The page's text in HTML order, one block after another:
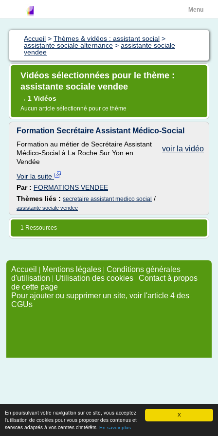
X
En poursuivant votre navigation sur ce site, vous acceptez
l'utilisation de cookies pour vous proposer des contenus et
services adaptés à vos centres d'intérêts. En savoir plus
Menu
Accueil > Thèmes & vidéos : assistant social >
assistante sociale alternance > assistante sociale
vendee
Vidéos sélectionnées pour le thème :
assistante sociale vendee
→ 1 Vidéos
Aucun article sélectionné pour ce thème
Formation Secrétaire Assistant Médico-Social
voir la vidéo
Formation au métier de Secrétaire Assistant
Médico-Social à La Roche Sur Yon en
Vendée
Voir la suite
Par : FORMATIONS VENDEE
Thèmes liés : secretaire assistant medico social /
assistante sociale vendee
1 Ressources
Accueil | Mentions légales | Conditions générales
d'utilisation | Utilisation des cookies | Contact à propos
de cette page
Pour ajouter ou supprimer un site, voir l'article 4 des
CGUs